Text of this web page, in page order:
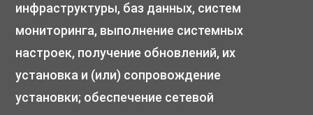
инфраструктуры, баз данных, систем
мониторинга, выполнение системных
настроек, получение обновлений, их
установка и (или) сопровождение
установки; обеспечение сетевой